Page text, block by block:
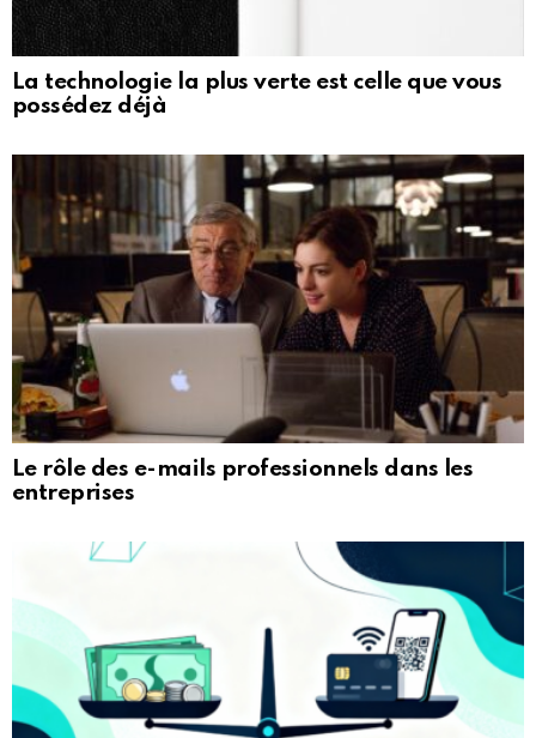
La technologie la plus verte est celle que vous
possédez déjà
Le rôle des e-mails professionnels dans les
entreprises